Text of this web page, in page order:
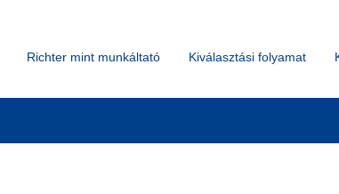
Richter mint munkáltató Kiválasztási folyamat